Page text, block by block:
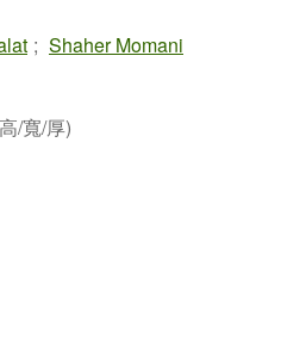
; Shaher Momani
/寬/厚)